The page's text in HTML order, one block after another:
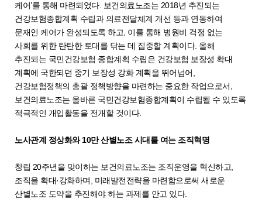
케어’를 통해 마련되었다. 보건의료노조는 2018년 추진되는
건강보험종합계획 수립과 의료전달체계 개선 등과 연동하여
문재인 케어가 완성되도록 하고, 이를 통해 병원비 걱정 없는
사회를 위한 탄탄한 토대를 닦는 데 집중할 계획이다. 올해
추진되는 국민건강보험 종합계획 수립은 건강보험 보장성 확대
계획에 국한되던 중기 보장성 강화 계획을 뛰어넘어,
건강보험정책의 총괄 정책방향을 마련하는 중요한 작업으로서,
보건의료노조는 올바른 국민건강보험종합계획이 수립될 수 있도록
적극적인 개입활동을 전개할 것이다.
노사관계 정상화와 10만 산별노조 시대를 여는 조직혁명
창립 20주년을 맞이하는 보건의료노조는 조직운영을 혁신하고,
조직을 확대·강화하며, 미래발전전략을 마련함으로써 새로운
산별노조 도약을 추진해야 하는 과제를 안고 있다.